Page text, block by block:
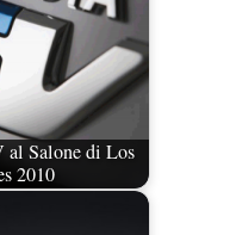
al Salone di Los
2010